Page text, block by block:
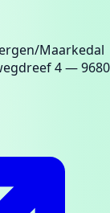
Maarkedal
4— 9680